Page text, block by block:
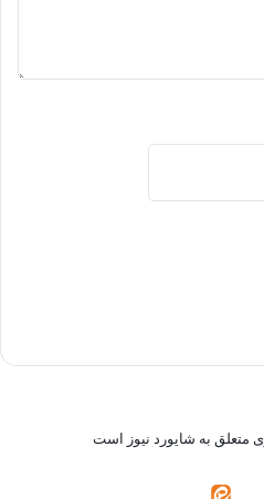
متعلق به شایورد نیوز است
واتس